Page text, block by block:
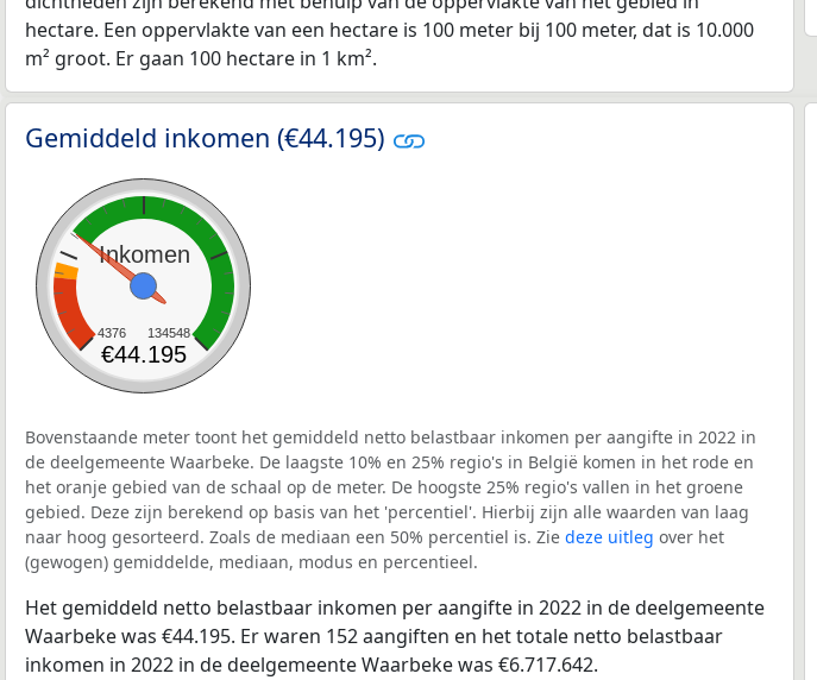
hectare. Een oppervlakte van een hectare is 100 meter bij 100 meter, dat is 10.000
m² groot. Er gaan 100 hectare in 1 km².
Gemiddeld inkomen (€44.195)
Inkomen
4376 134548
€44.195
Bovenstaande meter toont het gemiddeld netto belastbaar inkomen per aangifte in 2022 in
de deelgemeente Waarbeke. De laagste 10% en 25% regio's in België komen in het rode en
het oranje gebied van de schaal op de meter. De hoogste 25% regio's vallen in het groene
gebied. Deze zijn berekend op basis van het 'percentiel'. Hierbij zijn alle waarden van laag
naar hoog gesorteerd. Zoals de mediaan een 50% percentiel is. Zie deze uitleg over het
(gewogen) gemiddelde, mediaan, modus en percentieel.
Het gemiddeld netto belastbaar inkomen per aangifte in 2022 in de deelgemeente
Waarbeke was €44.195. Er waren 152 aangiften en het totale netto belastbaar
inkomen in 2022 in de deelgemeente Waarbeke was €6.717.642.